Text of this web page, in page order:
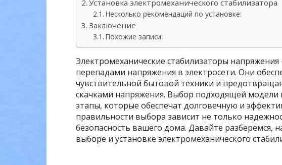
Установка электромеханического стабилизатора
Несколько рекомендаций по установке:
Заключение
Похожие записи:
Электромеханические стабилизаторы
перепадами напряжения в электросети. Они
чувствительной бытовой техники и
скачками напряжения. Выбор подходящей модели
этапы, которые обеспечат долговечную и
правильности выбора зависит не только
безопасность вашего дома. Давайте разберемся,
выборе и установке электромеханического